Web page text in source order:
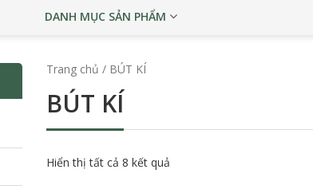
DANH MỤC SẢN PHẨM
Trang chủ / BÚT KÍ
BÚT KÍ
Hiển thị tất cả 8 kết quả